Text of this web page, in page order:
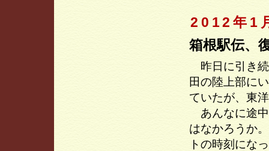
2012年1
箱根駅伝、
昨日に引き続
田の陸上部に
ていたが、東
あんなに途中
はなかろうか
トの時刻にな